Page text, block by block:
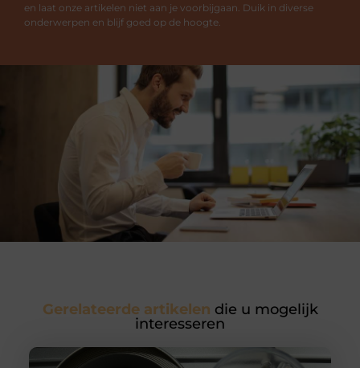
en laat onze artikelen niet aan je voorbijgaan. Duik in diverse
onderwerpen en blijf goed op de hoogte.
Gerelateerde artikelen die u mogelijk
interesseren